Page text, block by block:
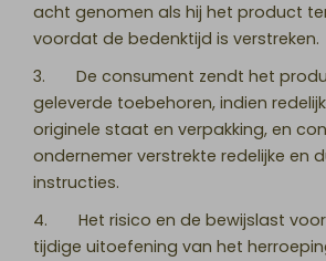
acht genomen als hij het product
voordat de bedenktijd is verstreken.
3. De consument zendt het
geleverde toebehoren, indien
originele staat en verpakking, en
ondernemer verstrekte redelijke en
instructies.
4. Het risico en de bewijslast voor
tijdige uitoefening van het